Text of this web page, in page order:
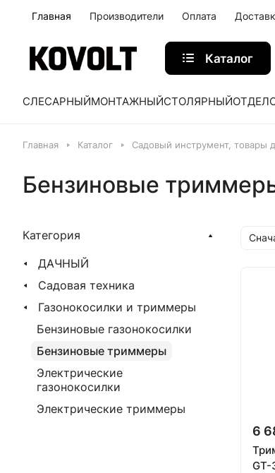
Главная Производители Оплата
Каталог
СЛЕСАРНЫЙМОНТАЖНЫЙСТОЛЯРНЫЙ
Главная Каталог Садовый инструмент, товары
Бензиновые
6
GT-
Категория
ДАЧНЫЙ
Садовая техника
Газонокосилки и триммеры
Бензиновые газонокосилки
Бензиновые триммеры
Электрические
газонокосилки
Электрические триммеры